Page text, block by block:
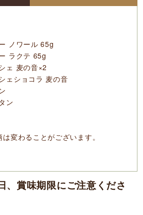
ノワール 65g
ラクテ 65g
ェ 麦の音×2
ェショコラ 麦の音
ン
変わることがございます。
、賞味期限にご注意くださ